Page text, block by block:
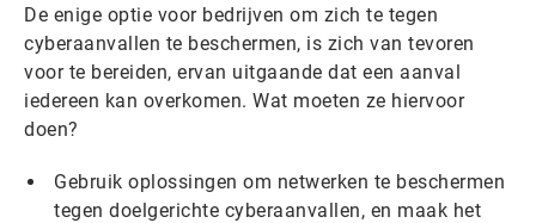
De enige optie voor bedrijven om zich te tegen
cyberaanvallen te beschermen, is zich van tevoren
voor te bereiden, ervan uitgaande dat een aanval
iedereen kan overkomen. Wat moeten ze hiervoor
doen?
Gebruik oplossingen om netwerken te beschermen
tegen doelgerichte cyberaanvallen, en maak het